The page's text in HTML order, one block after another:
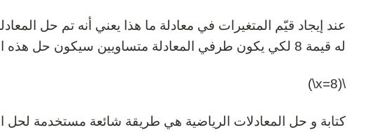
له قيمة 8 لكي يكون طرفي المعادلة متساويين سيكون حل هذه المعادلة كما يلي:
\(8=x\)
كتابة و حل المعادلات الرياضية هي طريقة شائعة مستخدمة لحل